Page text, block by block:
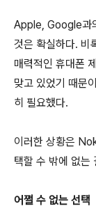
Apple, Google과
것은 확실하다. 비
매력적인 휴대폰
맞고 있었기 때문
히 필요했다.
이러한 상황은
택할 수 밖에 없는
어쩔 수 없는 선택